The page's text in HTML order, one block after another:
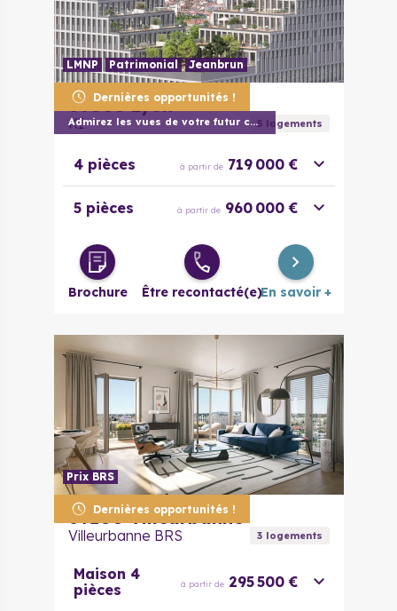
Dernières opportunités !
Admirez les vues de votre futur chez vou
LMNP Patrimonial Jeanbrun
69003 Lyon
KI 5logements
4 pièces à partir de 719 000 €
5 pièces à partir de 960 000 €
Brochure Être recontacté(e)En savoir +
Dernières opportunités !
Prix BRS
69100 Villeurbanne
Villeurbanne BRS 3logements
Maison 4
pièces
à partir de 295 500 €